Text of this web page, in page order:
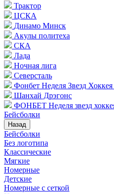
Трактор
ЦСКА
Динамо Минск
Акулы политеха
СКА
Лада
Ночная лига
Северсталь
Фонбет Неделя Звезд Хоккея
Шанхай Дрэгонс
ФОНБЕТ Неделя звезд
Бейсболки
Назад
Бейсболки
Без логотипа
Классические
Мягкие
Номерные
Детские
Номерные с сеткой